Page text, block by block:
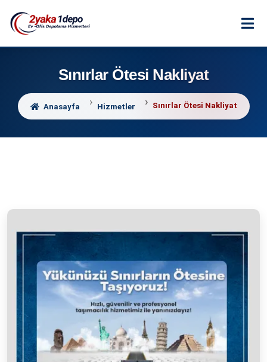
Sınırlar Ötesi Nakliyat
Anasayfa Hizmetler Sınırlar Ötesi Nakliyat